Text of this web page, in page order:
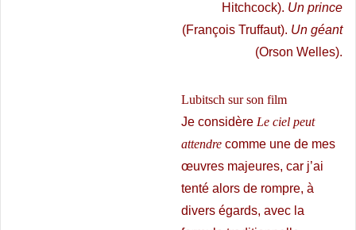
Hitchcock). Un prince
(François Truffaut). Un géant
(Orson Welles).
Lubitsch sur son film
Je considère Le ciel peut
attendre comme une de mes
œuvres majeures, car j’ai
tenté alors de rompre, à
divers égards, avec la